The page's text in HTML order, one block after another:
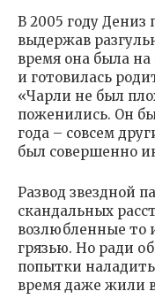
В 2005 году Дениз
выдержав
время она была
и готовилась
«Чарли не был
поженились. Он
года – совсем
был совершенно
Развод звездной
скандальных
возлюбленные то
грязью. Но ради
попытки
время даже жили в